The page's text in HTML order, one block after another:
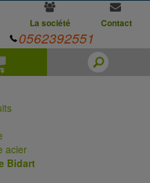
Panier
La société Contact
0562392551
acier
Bidart